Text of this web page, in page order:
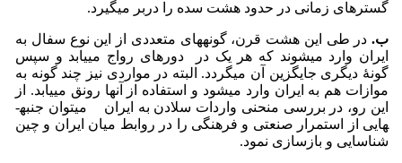
گستره­ای زمانی در حدود هشت سده را دربر می­گیرد.
ب. در طی این هشت قرن، گونه­های متعددی از این نوع سفال به
ایران وارد می­شوند که هر یک در دوره­ای رواج می­یابد و سپس
گونۀ دیگری جایگزین آن می­گردد. البته در مواردی نیز چند گونه به
موازات هم به ایران وارد می­شود و استفاده از آنها رونق می­یابد. از
این رو، در بررسی منحنی واردات سلادن به ایران می­توان جنبه­
هایی از استمرار صنعتی و فرهنگی را در روابط میان ایران و چین
شناسایی و بازسازی نمود.